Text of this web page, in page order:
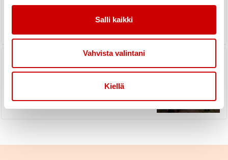
Salli kaikki
Vahvista valintani
Kiellä
Luontoliikuntaretki Emil
Cedercreutzin museolta